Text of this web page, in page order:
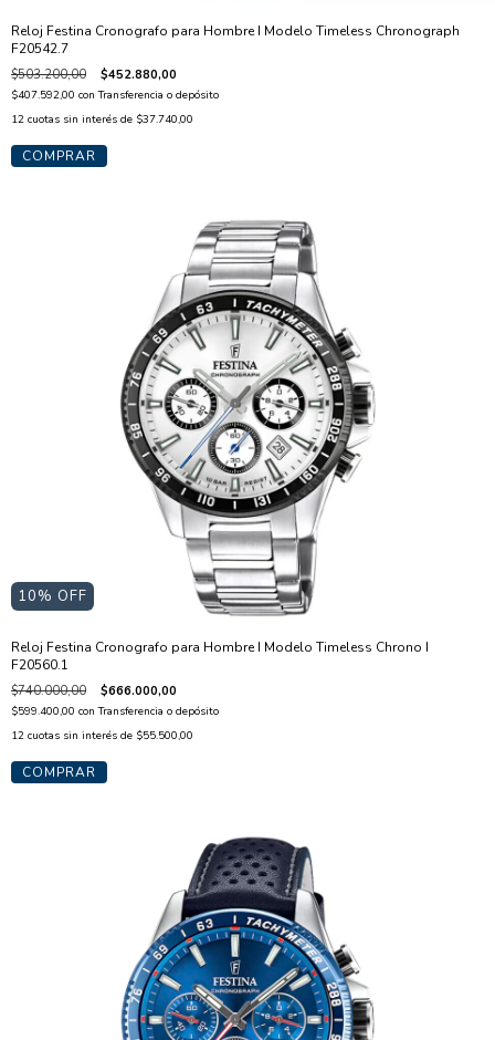
Reloj Festina Cronografo para Hombre I Modelo Timeless Chronograph
F20542.7
$503.200,00 $452.880,00
$407.592,00 con Transferencia o depósito
12 cuotas sin interés de $37.740,00
10% OFF
Reloj Festina Cronografo para Hombre I Modelo Timeless Chrono I
F20560.1
$740.000,00 $666.000,00
$599.400,00 con Transferencia o depósito
12 cuotas sin interés de $55.500,00